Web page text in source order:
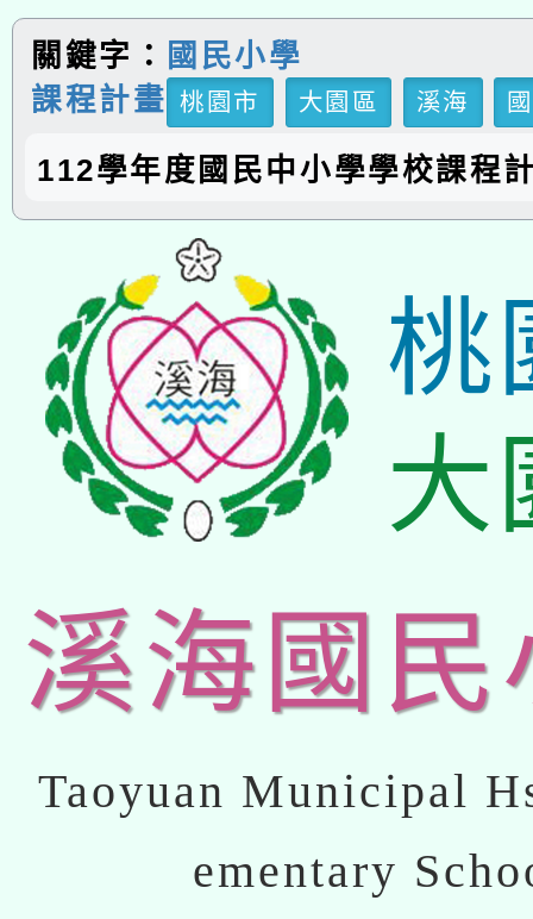
關鍵字：
國民小學
課程計畫 桃園市 大園區 溪海
112學年度國民中小學學校課程
桃
大
溪海國民
Taoyuan Municipal
ementary